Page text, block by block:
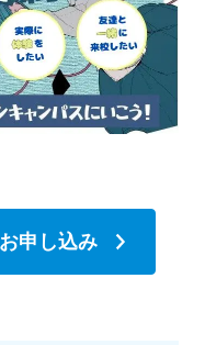
申し込み